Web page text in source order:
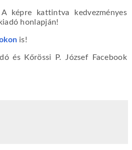
képre kattintva kedvezményes
honlapján!
is!
és Kőrössi P. József Facebook